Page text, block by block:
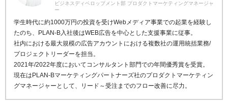
ビジネスディベロップメント部 プロダクトマーケティングマネージャ
ー
学生時代に約1000万円の投資を受けWebメディア事業での起業を経験し
たのち、PLAN-B入社後はWEB広告を中心とした支援事業に従事。
社内における最大規模の広告アカウントにおける複数社の運用統括業務/
プロジェクトリーダーを担当。
2021年/2022年度においてコンサルタント部門での年間優秀賞を受賞。
現在はPLAN-Bマーケティングパートナーズ社のプロダクトマーケティン
グマネージャーとして、リード～受注までのフロー改善に尽力。